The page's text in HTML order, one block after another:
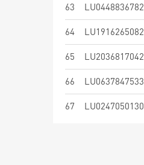
63 LU0448836782
64 LU1916265082
65 LU2036817042
66 LU0637847533
67 LU0247050130